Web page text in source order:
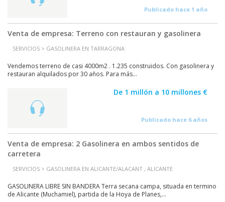
Publicado hace 1 año
Venta de empresa: Terreno con restauran y gasolinera
SERVICIOS > GASOLINERA EN TARRAGONA
Vendemos terreno de casi 4000m2 . 1.235 construidos. Con gasolinera y
restauran alquilados por 30 años. Para más...
De 1 millón a 10 millones €
Publicado hace 6 años
Venta de empresa: 2 Gasolinera en ambos sentidos de
carretera
SERVICIOS > GASOLINERA EN ALICANTE/ALACANT , ALICANTE
GASOLINERA LIBRE SIN BANDERA Terra secana campa, situada en termino
de Alicante (Muchamiel), partida de la Hoya de Planes,...